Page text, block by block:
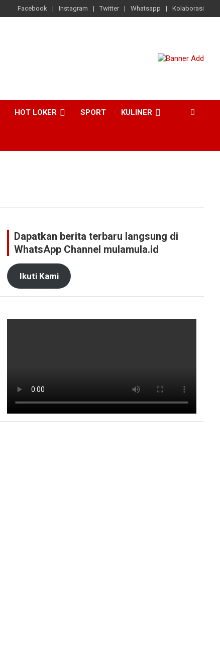
Facebook Instagram Twitter Whatsapp Kolaborasi
HOT LOKER SPORT KULINER
Dapatkan berita terbaru langsung di
WhatsApp Channel mulamula.id
Ikuti Kami